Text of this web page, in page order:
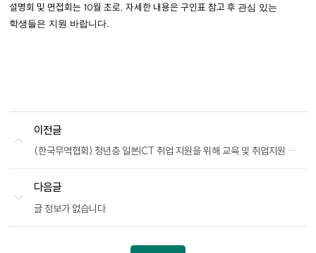
설명회 및 면접회는 10월 초로, 자세한 내용은 구인표 참고 후 관심 있는
학생들은 지원 바랍니다.
이전글
(한국무역협회) 청년층 일본ICT 취업 지원을 위해 교육 및 취업지원 안내
다음글
글 정보가 없습니다.